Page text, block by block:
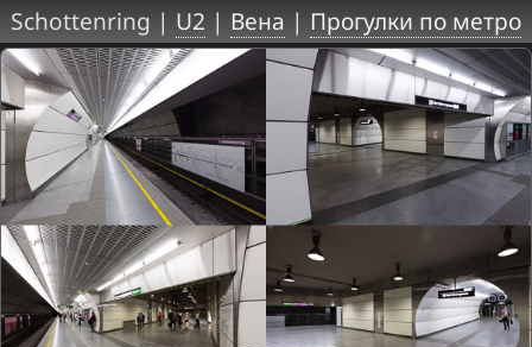
Schottenring | U2 | Вена | Прогулки по метро